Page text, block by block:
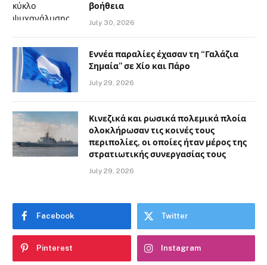
βοήθεια
July 30, 2026
Εννέα παραλίες έχασαν τη “Γαλάζια
Σημαία” σε Χίο και Πάρο
July 29, 2026
Κινεζικά και ρωσικά πολεμικά πλοία
ολοκλήρωσαν τις κοινές τους
περιπολίες, οι οποίες ήταν μέρος της
στρατιωτικής συνεργασίας τους
July 29, 2026
Facebook Twitter
Pinterest Instagram